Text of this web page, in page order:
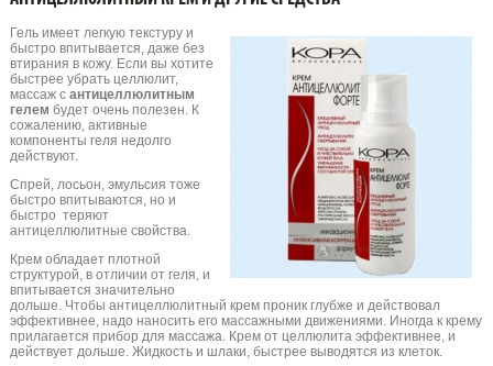
Гель имеет легкую текстуру и
быстро впитывается, даже без
втирания в кожу. Если вы хотите
быстрее убрать целлюлит,
массаж с антицеллюлитным
гелем будет очень полезен. К
сожалению, активные
компоненты геля недолго
действуют.
Спрей, лосьон, эмульсия тоже
быстро впитываются, но и
быстро теряют
антицеллюлитные свойства.
Крем обладает плотной
структурой, в отличии от геля, и
впитывается значительно
дольше. Чтобы антицеллюлитный крем проник глубже и действовал
эффективнее, надо наносить его массажными движениями. Иногда к крему
прилагается прибор для массажа. Крем от целлюлита эффективнее, и
действует дольше. Жидкость и шлаки, быстрее выводятся из клеток.